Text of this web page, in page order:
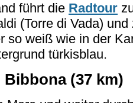
führt die Radtour
(Torre di Vada)
so weiß wie in der
türkisblau.
Bibbona (37 km)